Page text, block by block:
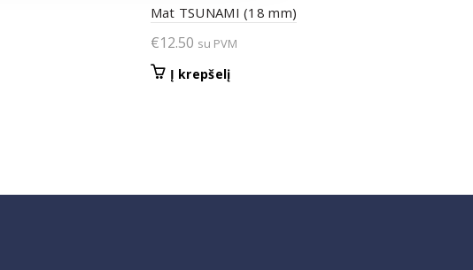
Mat TSUNAMI (18 mm)
€12.50 su PVM
Į krepšelį